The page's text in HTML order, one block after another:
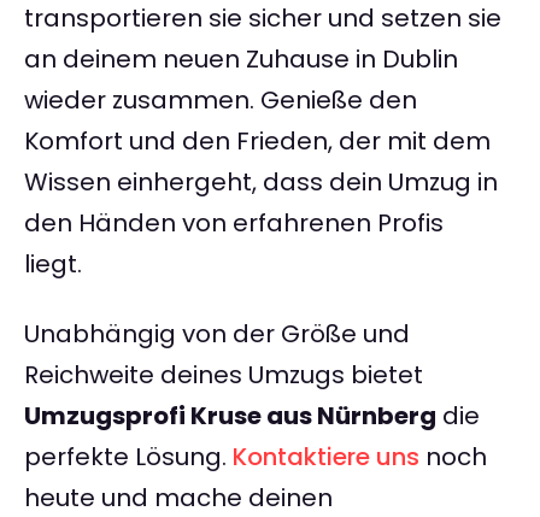
transportieren sie sicher und setzen sie
an deinem neuen Zuhause in Dublin
wieder zusammen. Genieße den
Komfort und den Frieden, der mit dem
Wissen einhergeht, dass dein Umzug in
den Händen von erfahrenen Profis
liegt.
Unabhängig von der Größe und
Reichweite deines Umzugs bietet
Umzugsprofi Kruse aus Nürnberg die
perfekte Lösung. Kontaktiere uns noch
heute und mache deinen